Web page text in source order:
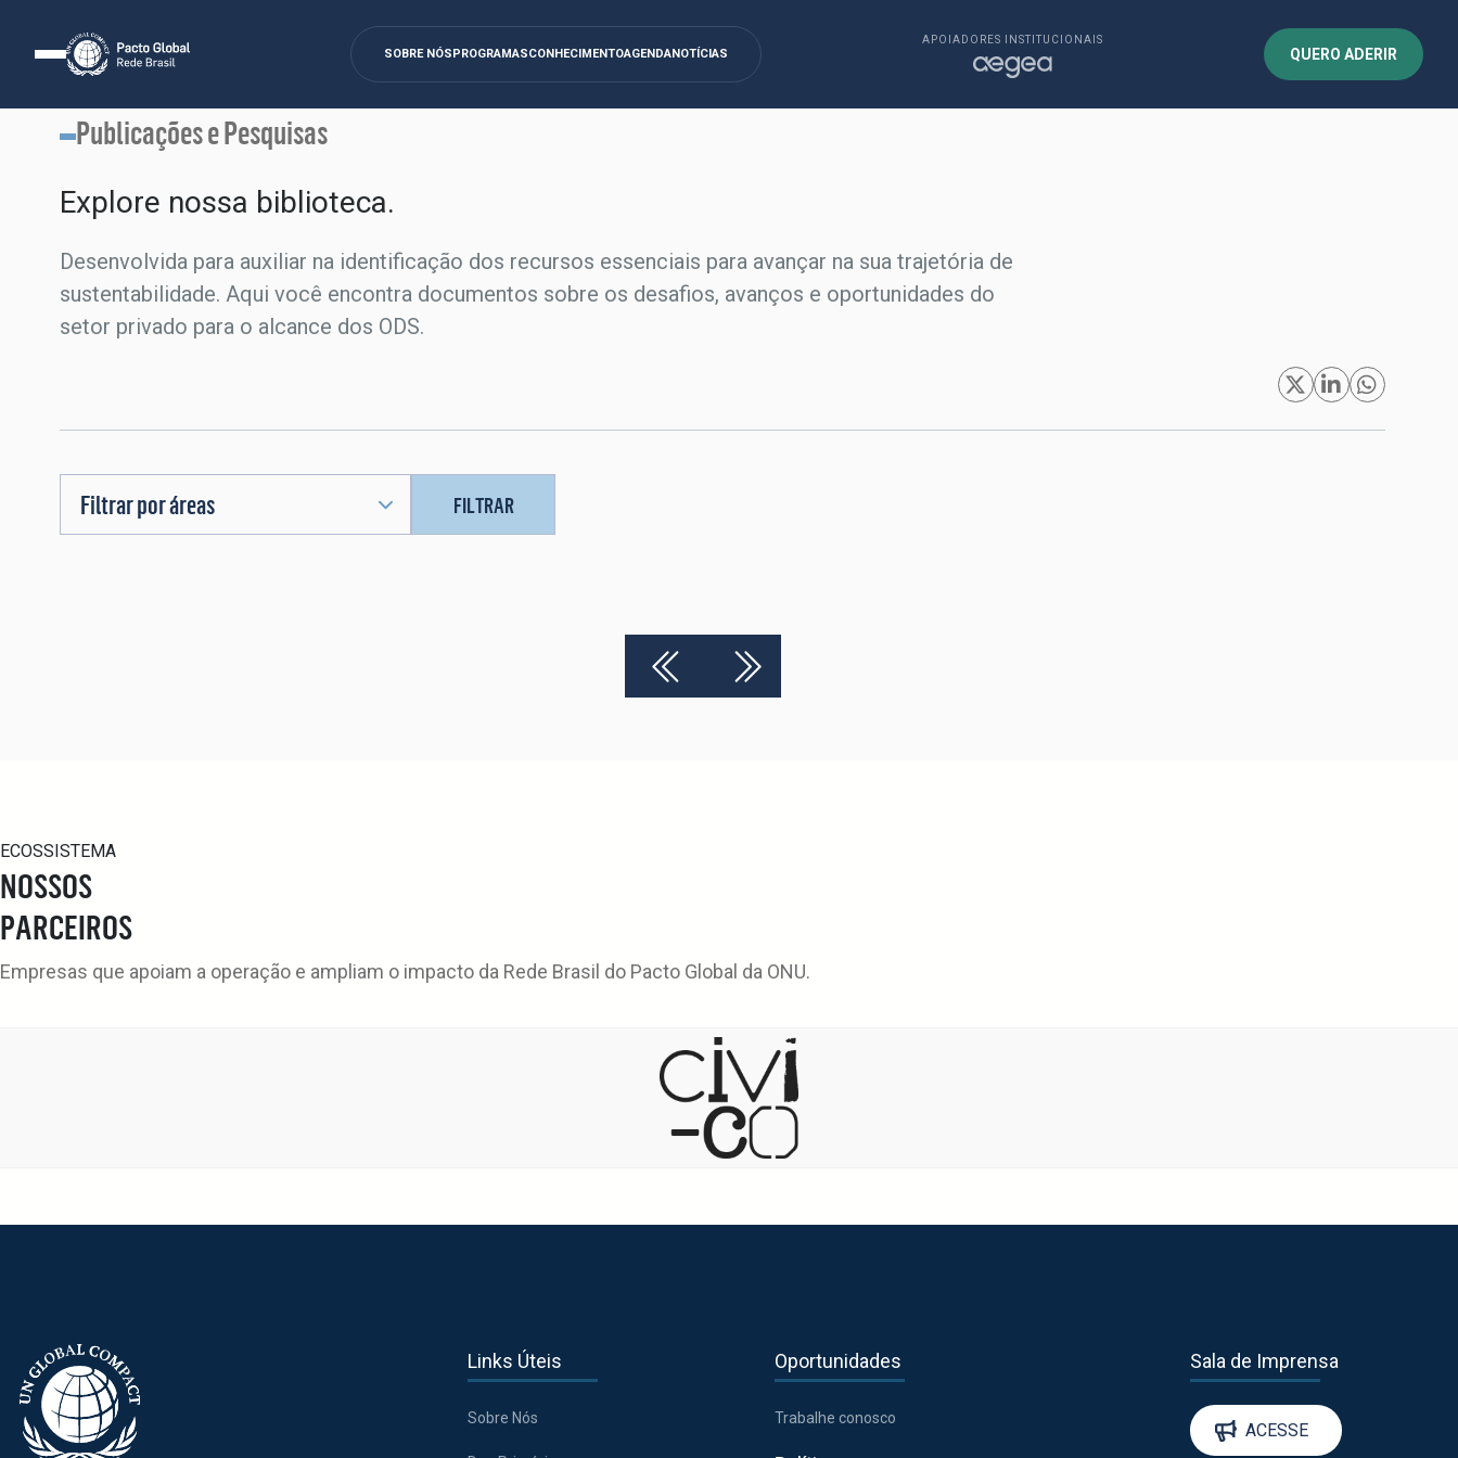
SOBRE NÓSPROGRAMASCONHECIMENTOAGENDANOTÍCIAS
APOIADORES INSTITUCIONAIS
QUERO ADERIR
Publicações e Pesquisas
Explore nossa biblioteca.​
Desenvolvida para auxiliar na identificação dos recursos essenciais para avançar na sua trajetória de
sustentabilidade. Aqui você encontra documentos sobre os desafios, avanços e oportunidades do
setor privado para o alcance dos ODS.
Filtrar por áreas FILTRAR
ECOSSISTEMA
NOSSOS
PARCEIROS
Empresas que apoiam a operação e ampliam o impacto da Rede Brasil do Pacto Global da ONU.
Links Úteis
Sobre Nós
Oportunidades
Trabalhe conosco
Sala de Imprensa
ACESSE